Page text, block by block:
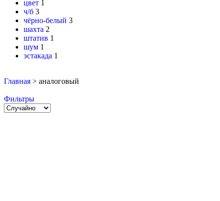
цвет 1
ч/б 3
чёрно-белый 3
шахта 2
штатив 1
шум 1
эстакада 1
Главная > аналоговый
Фильтры